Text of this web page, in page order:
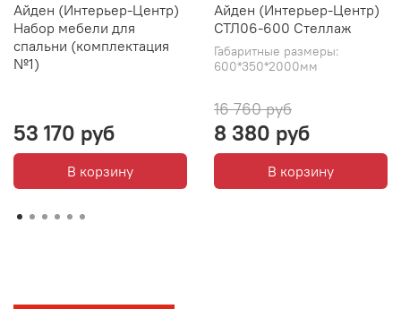
Айден (Интерьер-Центр)
Набор мебели для
спальни (комплектация
№1)
53 170 руб
В корзину
Айден (Интерьер-Центр)
СТЛ06-600 Стеллаж
Габаритные размеры:
600*350*2000мм
16 760 руб
8 380 руб
В корзину